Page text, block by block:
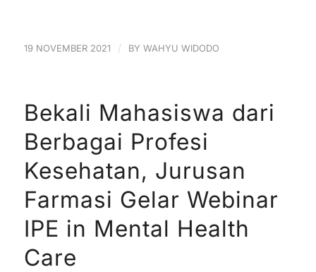
19 NOVEMBER 2021 / BY WAHYU WIDODO
Bekali Mahasiswa dari
Berbagai Profesi
Kesehatan, Jurusan
Farmasi Gelar Webinar
IPE in Mental Health
Care